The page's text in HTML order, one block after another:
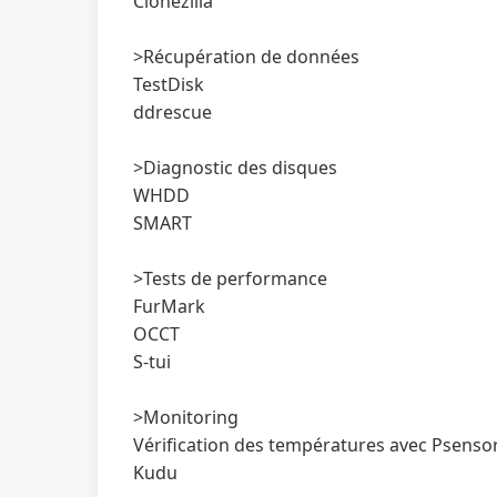
>Récupération de données
TestDisk
ddrescue
>Diagnostic des disques
WHDD
SMART
>Tests de performance
FurMark
OCCT
S-tui
>Monitoring
Vérification des températures avec
Kudu